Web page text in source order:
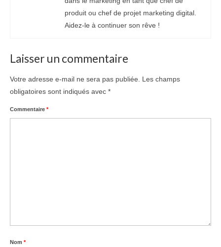
produit ou chef de projet marketing digital.
Aidez-le à continuer son rêve !
Laisser un commentaire
Votre adresse e-mail ne sera pas publiée.
Les champs
obligatoires sont indiqués avec *
Commentaire *
Nom *